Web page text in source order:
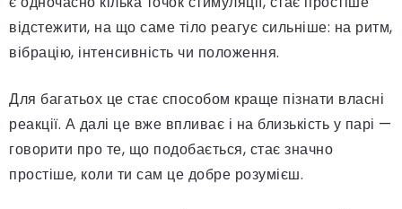
відстежити, на що саме тіло реагує сильніше: на ритм,
вібрацію, інтенсивність чи положення.
Для багатьох це стає способом краще пізнати власні
реакції. А далі це вже впливає і на близькість у парі —
говорити про те, що подобається, стає значно
простіше, коли ти сам це добре розумієш.